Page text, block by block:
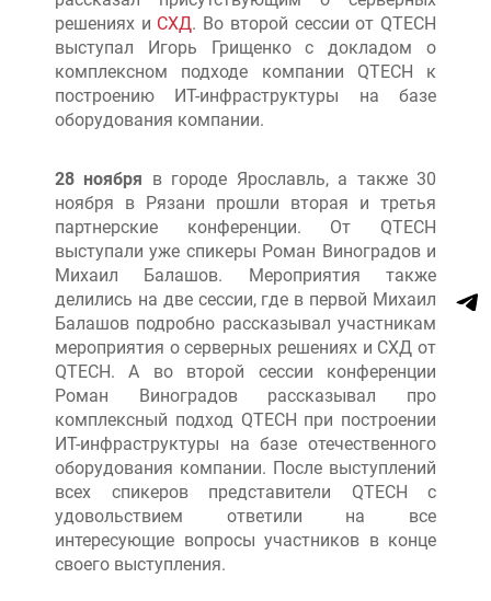
решениях и СХД. Во второй сессии от QTECH
выступал Игорь Грищенко с докладом о
комплексном подходе компании QTECH к
построению ИТ-инфраструктуры на базе
оборудования компании.
28 ноября в городе Ярославль, а также 30
ноября в Рязани прошли вторая и третья
партнерские конференции. От QTECH
выступали уже спикеры Роман Виноградов и
Михаил Балашов. Мероприятия также
делились на две сессии, где в первой Михаил
Балашов подробно рассказывал участникам
мероприятия о серверных решениях и СХД от
QTECH. А во второй сессии конференции
Роман Виноградов рассказывал про
комплексный подход QTECH при построении
ИТ-инфраструктуры на базе отечественного
оборудования компании. После выступлений
всех спикеров представители QTECH с
удовольствием ответили на все
интересующие вопросы участников в конце
своего выступления.